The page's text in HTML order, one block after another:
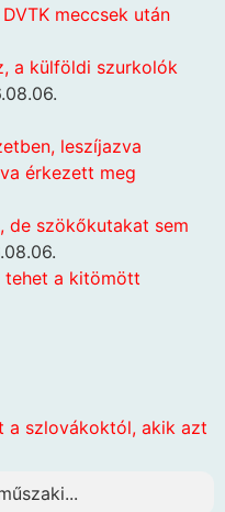
meccsek után
a külföldi szurkolók
leszíjazva
érkezett meg
de szökőkutakat sem
tehet a kitömött
a szlovákoktól, akik azt